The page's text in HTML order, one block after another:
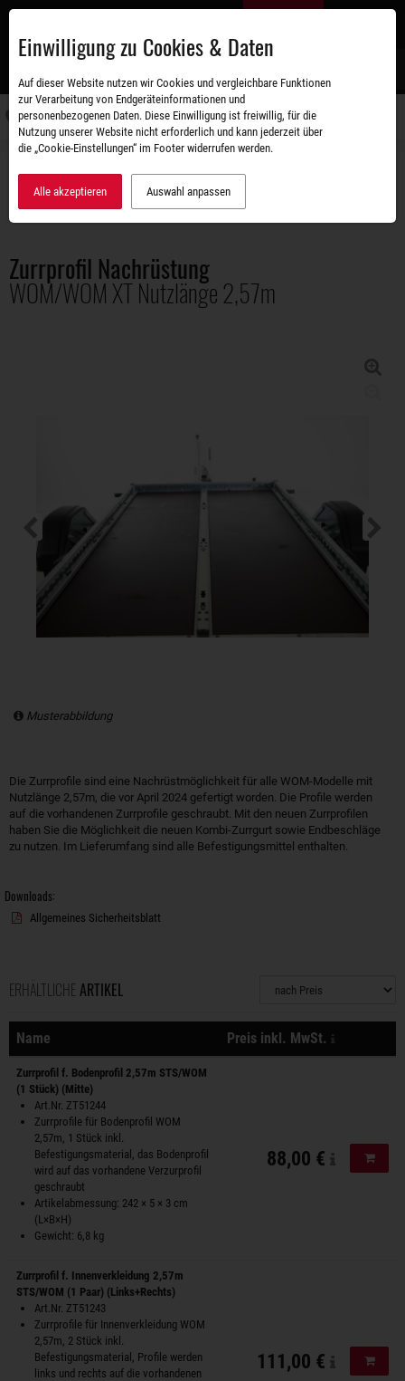
Zum
Zurrprofil Nachrüstung WOM/WOM XT Nutzlänge 2,57m
Zurrprofil Nachrüstung
WOM/WOM XT Nutzlänge 2,57m
Musterabbildung
Die Zurrprofile sind eine Nachrüstmöglichkeit für alle WOM-Modelle mit
Nutzlänge 2,57m, die vor April 2024 gefertigt worden. Die Profile werden
auf die vorhandenen Zurrprofile geschraubt. Mit den neuen Zurrprofilen
haben Sie die Möglichkeit die neuen Kombi-Zurrgurt sowie Endbeschläge
zu nutzen. Im Lieferumfang sind alle Befestigungsmittel enthalten.
Downloads:
Allgemeines Sicherheitsblatt
ERHÄLTLICHE ARTIKEL
Sortierung
Name Preis inkl. MwSt.
Aktionen
Zurrprofil f. Bodenprofil 2,57m STS/WOM
(1 Stück) (Mitte)
Art.Nr. ZT51244
Zurrprofile für Bodenprofil WOM
2,57m, 1 Stück inkl.
Befestigungsmaterial, das Bodenprofil
wird auf das vorhandene Verzurprofil
geschraubt
Artikelabmessung: 242 × 5 × 3 cm
(L×B×H)
Gewicht: 6,8 kg
88,00 €
Zurrprofil f. Innenverkleidung 2,57m
STS/WOM (1 Paar) (Links+Rechts)
Art.Nr. ZT51243
Zurrprofile für Innenverkleidung WOM
2,57m, 2 Stück inkl.
Befestigungsmaterial, Profile werden
links und rechts auf die vorhandenen
111,00 €
Einwilligung zu Cookies & Daten
Auf dieser Website nutzen wir Cookies und vergleichbare Funktionen
zur Verarbeitung von Endgeräteinformationen und
personenbezogenen Daten. Diese Einwilligung ist freiwillig, für die
Nutzung unserer Website nicht erforderlich und kann jederzeit über
die „Cookie-Einstellungen“ im Footer widerrufen werden.
Alle akzeptieren Auswahl anpassen